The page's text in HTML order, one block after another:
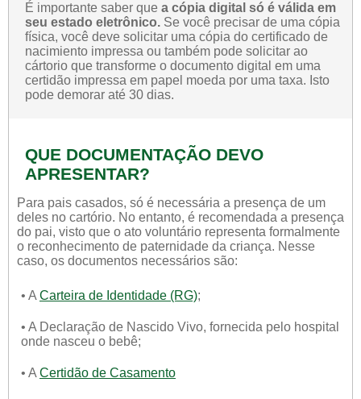
É importante saber que a cópia digital só é válida em
seu estado eletrônico. Se você precisar de uma cópia
física, você deve solicitar uma cópia do certificado de
nacimiento impressa ou também pode solicitar ao
cártorio que transforme o documento digital em uma
certidão impressa em papel moeda por uma taxa. Isto
pode demorar até 30 dias.
QUE DOCUMENTAÇÃO DEVO
APRESENTAR?
Para pais casados, só é necessária a presença de um
deles no cartório. No entanto, é recomendada a presença
do pai, visto que o ato voluntário representa formalmente
o reconhecimento de paternidade da criança. Nesse
caso, os documentos necessários são:
• A Carteira de Identidade (RG);
• A Declaração de Nascido Vivo, fornecida pelo hospital
onde nasceu o bebê;
• A Certidão de Casamento